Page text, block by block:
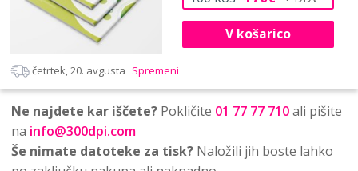
V košarico
četrtek, 20. avgusta Spremeni
Ne najdete kar iščete? Pokličite 01 77 77 710ali pišite
na info@300dpi.com
Še nimate datoteke za tisk? Naložili jih boste lahko